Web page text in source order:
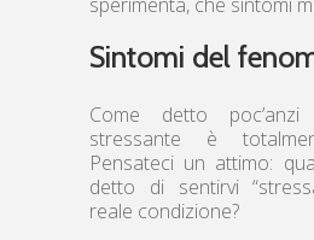
Sintomi del
Come detto
stressante è
Pensateci un attimo:
detto di sentirvi
reale condizione?